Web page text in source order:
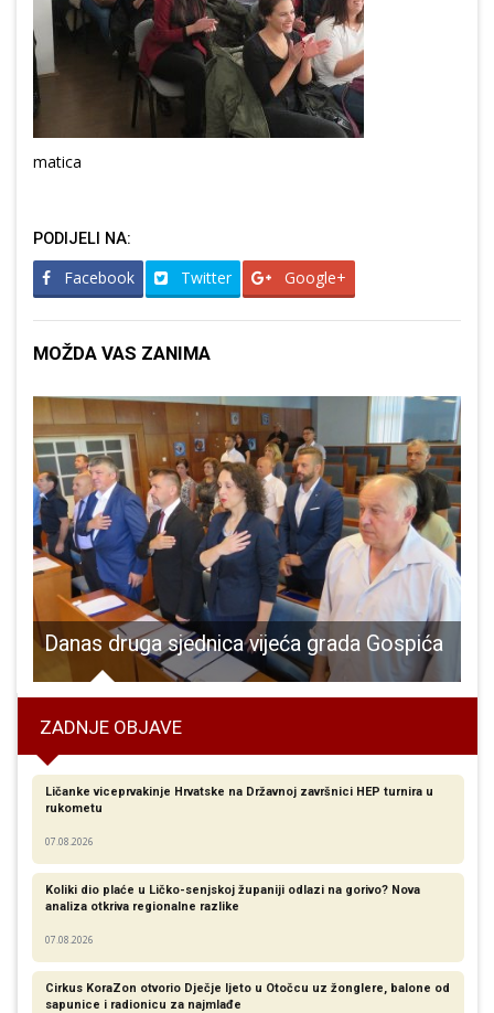
matica
PODIJELI NA:
Facebook Twitter Google+
MOŽDA VAS ZANIMA
Danas druga sjednica vijeća grada Gospića
ZADNJE OBJAVE
Ličanke viceprvakinje Hrvatske na Državnoj završnici HEP turnira u
rukometu
07.08.2026
Koliki dio plaće u Ličko-senjskoj županiji odlazi na gorivo? Nova
analiza otkriva regionalne razlike​
07.08.2026
Cirkus KoraZon otvorio Dječje ljeto u Otočcu uz žonglere, balone od
sapunice i radionicu za najmlađe